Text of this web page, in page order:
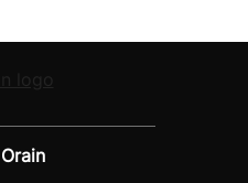
Orain